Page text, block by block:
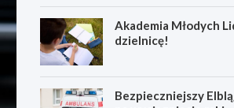
Akademia Młodych
dzielnicę!
Bezpieczniejszy